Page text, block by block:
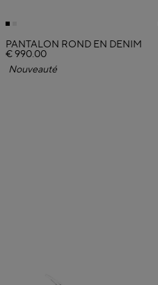
PANTALON ROND EN DENIM
€ 990.00
Nouveauté